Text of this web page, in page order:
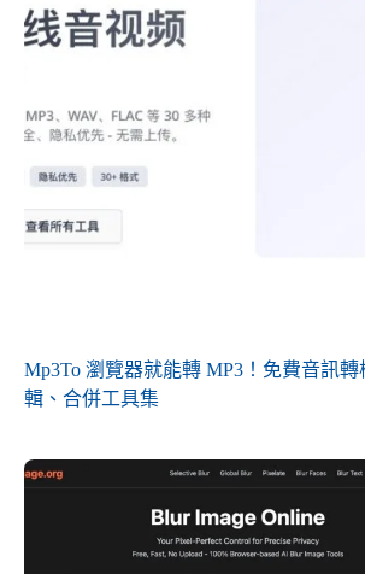
Mp3To 瀏覽器就能轉 MP3！免費音訊轉
輯、合併工具集